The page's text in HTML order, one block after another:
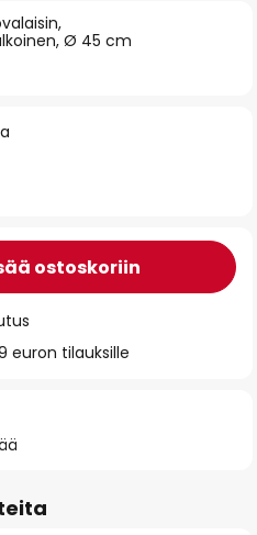
Ø 45 cm
ostoskoriin
euron tilauksille